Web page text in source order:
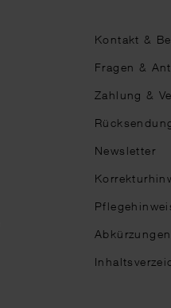
Kontakt &
Fragen &
Zahlung &
Newsletter
Abkürzungen